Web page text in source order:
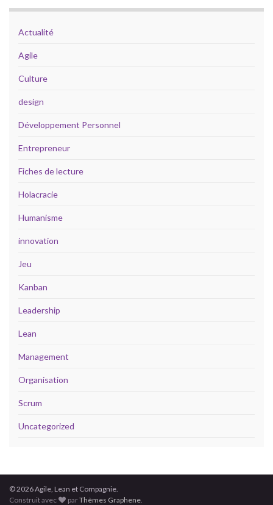
Actualité
Agile
Culture
design
Développement Personnel
Entrepreneur
Fiches de lecture
Holacracie
Humanisme
innovation
Jeu
Kanban
Leadership
Lean
Management
Organisation
Scrum
Uncategorized
© 2026 Agile, Lean et Compagnie.
Construit avec
parThèmes Graphene.